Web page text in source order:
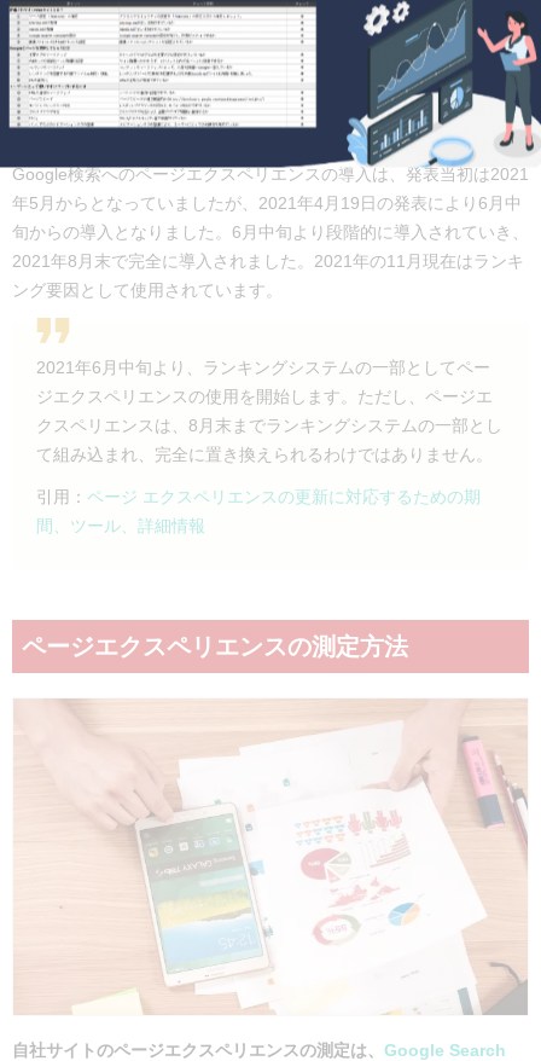
Google検索へのページエクスペリエンスの導入は、発表当初は2021
年5月からとなっていましたが、2021年4月19日の発表により6月中
旬からの導入となりました。6月中旬より段階的に導入されていき、
2021年8月末で完全に導入されました。2021年の11月現在はランキ
ング要因として使用されています。
2021年6月中旬より、ランキングシステムの一部としてペー
ジエクスペリエンスの使用を開始します。ただし、ページエ
クスペリエンスは、8月末までランキングシステムの一部とし
て組み込まれ、完全に置き換えられるわけではありません。
引用： ページ エクスペリエンスの更新に対応するための期
間、ツール、詳細情報
ページエクスペリエンスの測定方法
自社サイトのページエクスペリエンスの測定は、 Google Search